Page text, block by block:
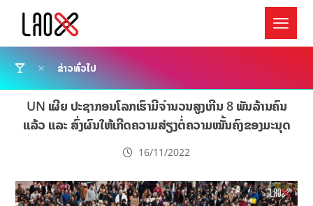
ຂ່າວທົ່ວໄປ
UN ເຜີຍ ປະຊາກອນໂລກເຮົາມີຈໍານວນສູງເກີນ 8 ພັນລ້ານຄົນ
ແລ້ວ ແລະ ສົ່ງຜົນໃຫ້ເກີດຄວາມສ່ຽງຕໍ່ຄວາມໝັ້ນຄົງຂອງມະນຸດ
16/11/2022